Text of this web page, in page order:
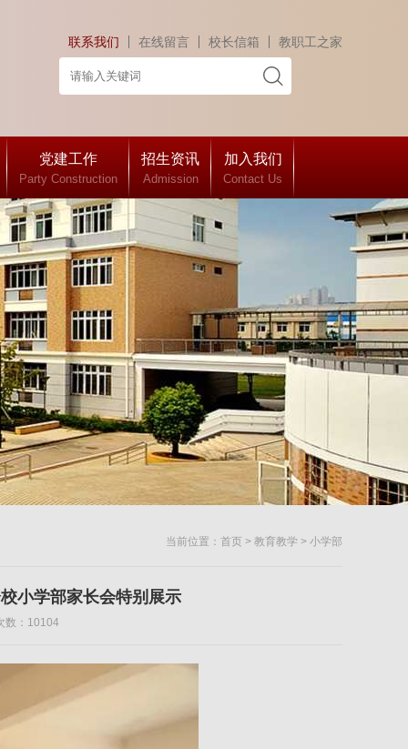
联系我们 在线留言 校长信箱 教职工之家
党建工作
Party Construction
招生资讯
Admission
加入我们
Contact Us
当前位置： 首页 > 教育教学 > 小学部
小学部家长会特别展示
数：10104